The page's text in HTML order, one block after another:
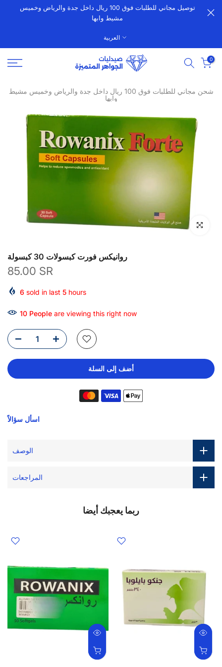
الانتقالتوصيل مجاني للطلبات فوق 100 ريال داخل جدة والرياض وخميس
مشيط وابها
العربية
0
شحن مجاني للطلبات فوق 100 ريال داخل جدة والرياض وخميس مشيط
وابها
انقر للتكبير
روانيكس فورت كبسولات 30 كبسولة
85.00 SR
6 sold in last 5 hours
10 People are viewing this right now
أضف إلى السلة
اسأل سؤالاً
الوصف
المراجعات
ربما يعجبك أيضا